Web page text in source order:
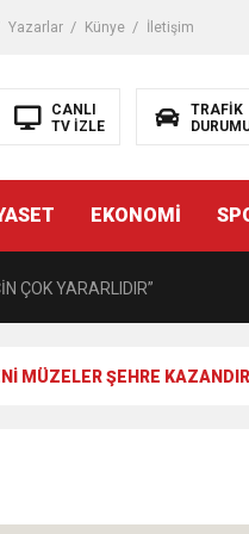
Yazarlar Künye İletişim
CANLI
TV İZLE
TRAFİK
EKONOMİ
ÇOK YARARLIDIR”
MÜZELER ŞEHRE